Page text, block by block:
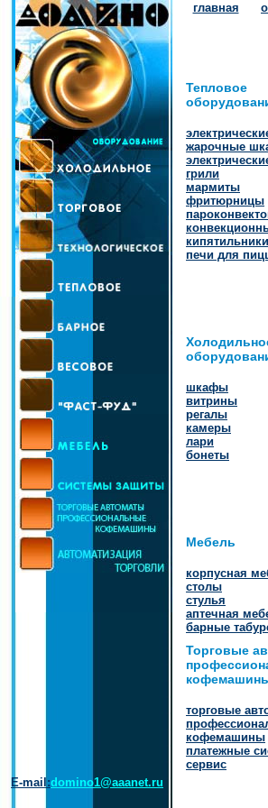
главная
Тепловое
жарочные
грили
мармиты
фритюрницы
кипятильники
печи для
шкафы
витрины
регалы
камеры
лари
бонеты
Мебель
корпусная
столы
стулья
аптечная
барные
Торговые
торговые
кофемашины
платежные
сервис
E-mail:domino1@aaanet.ru